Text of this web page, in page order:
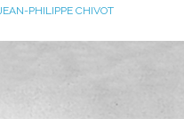
PHILIPPE CHIVOT